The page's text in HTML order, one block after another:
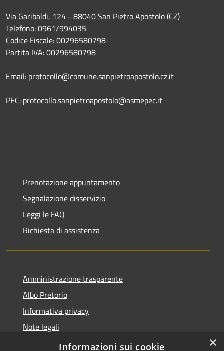
Via Garibaldi, 124 - 88040 San Pietro Apostolo (CZ)
Telefono: 0961/994035
Codice Fiscale: 00296580798
Partita IVA: 00296580798
Email: protocollo@comune.sanpietroapostolo.cz.it
PEC: protocollo.sanpietroapostolo@asmepec.it
Prenotazione appuntamento
Segnalazione disservizio
Leggi le FAQ
Richiesta di assistenza
Amministrazione trasparente
Albo Pretorio
Informativa privacy
Note legali
Dichiarazione di accessibilità
×
Informazioni sui cookie